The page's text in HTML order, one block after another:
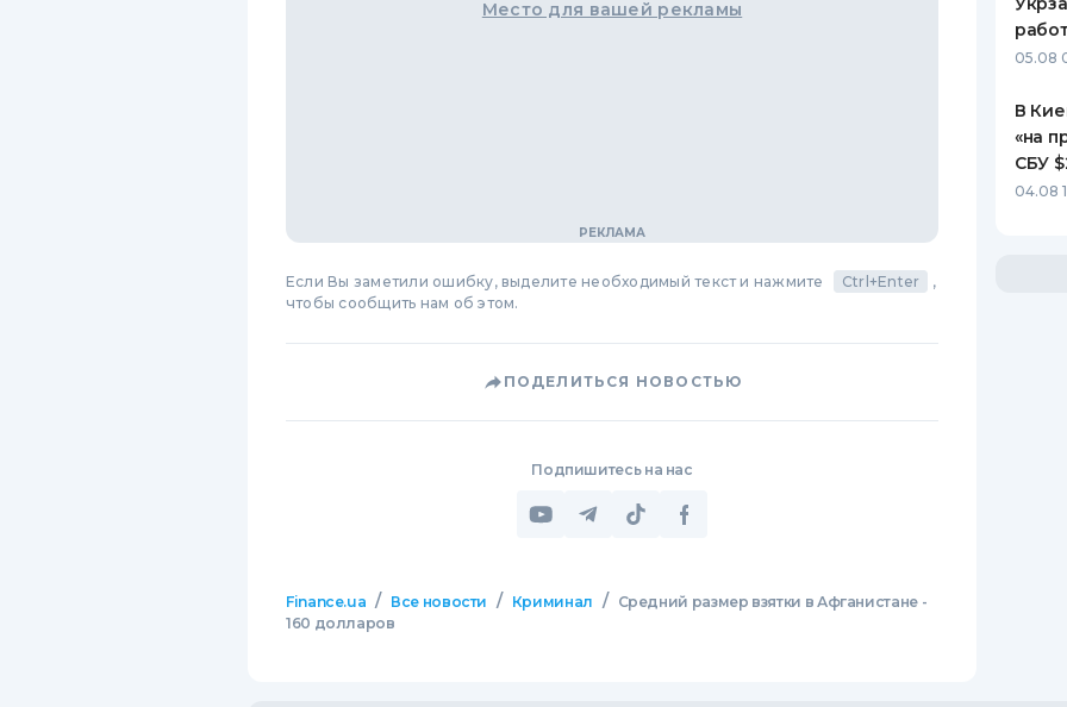
Место для вашей рекламы
Если Вы заметили ошибку, выделите необходимый текст и нажмите Ctrl+Enter
,
чтобы сообщить нам об этом.
ПОДЕЛИТЬСЯ НОВОСТЬЮ
Подпишитесь на нас
Finance.ua / Все новости / Криминал /
Средний размер взятки в Афганистане -
160 долларов
05.08
В
«на
СБУ
04.08